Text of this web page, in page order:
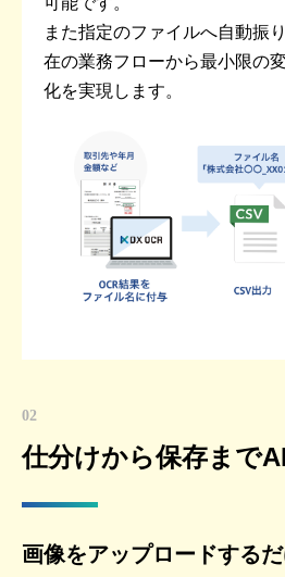
また指定のファイルへ自動振
在の業務フローから最小限の
化を実現します。
02
仕分けから保存まで
画像をアップロードする